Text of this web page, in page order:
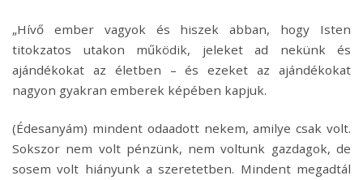
„Hívő ember vagyok és hiszek abban, hogy Isten
titokzatos utakon működik, jeleket ad nekünk és
ajándékokat az életben – és ezeket az ajándékokat
nagyon gyakran emberek képében kapjuk.
(Édesanyám) mindent odaadott nekem, amilye csak volt.
Sokszor nem volt pénzünk, nem voltunk gazdagok, de
sosem volt hiányunk a szeretetben. Mindent megadtál